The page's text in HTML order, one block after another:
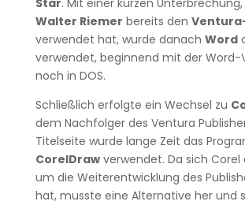
Star. Mit einer kurzen
Walter Riemer bereits den
verwendet hat, wurde danach Word
verwendet, beginnend mit der Word-
noch in DOS.
Schließlich erfolgte ein Wechsel zu
dem Nachfolger des Ventura
Titelseite wurde lange Zeit das
CorelDrawverwendet. Da sich Corel
um die Weiterentwicklung des
hat, musste eine Alternative her und